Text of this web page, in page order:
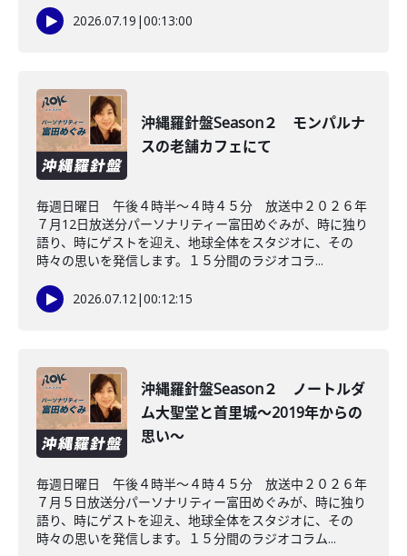
2026.07.19 |00:13:00
沖縄羅針盤Season２ モンパルナ
スの老舗カフェにて
毎週日曜日 午後４時半～４時４５分 放送中２０２６年
７月12日放送分パーソナリティー富田めぐみが、時に独り
語り、時にゲストを迎え、地球全体をスタジオに、その
時々の思いを発信します。１５分間のラジオコラ...
2026.07.12|00:12:15
沖縄羅針盤Season２ ノートルダ
ム大聖堂と首里城～2019年からの
思い～
毎週日曜日 午後４時半～４時４５分 放送中２０２６年
７月５日放送分パーソナリティー富田めぐみが、時に独り
語り、時にゲストを迎え、地球全体をスタジオに、その
時々の思いを発信します。１５分間のラジオコラム...